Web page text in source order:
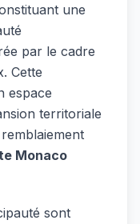
une
par le cadre
Cette
espace
territoriale
Monaco
sont